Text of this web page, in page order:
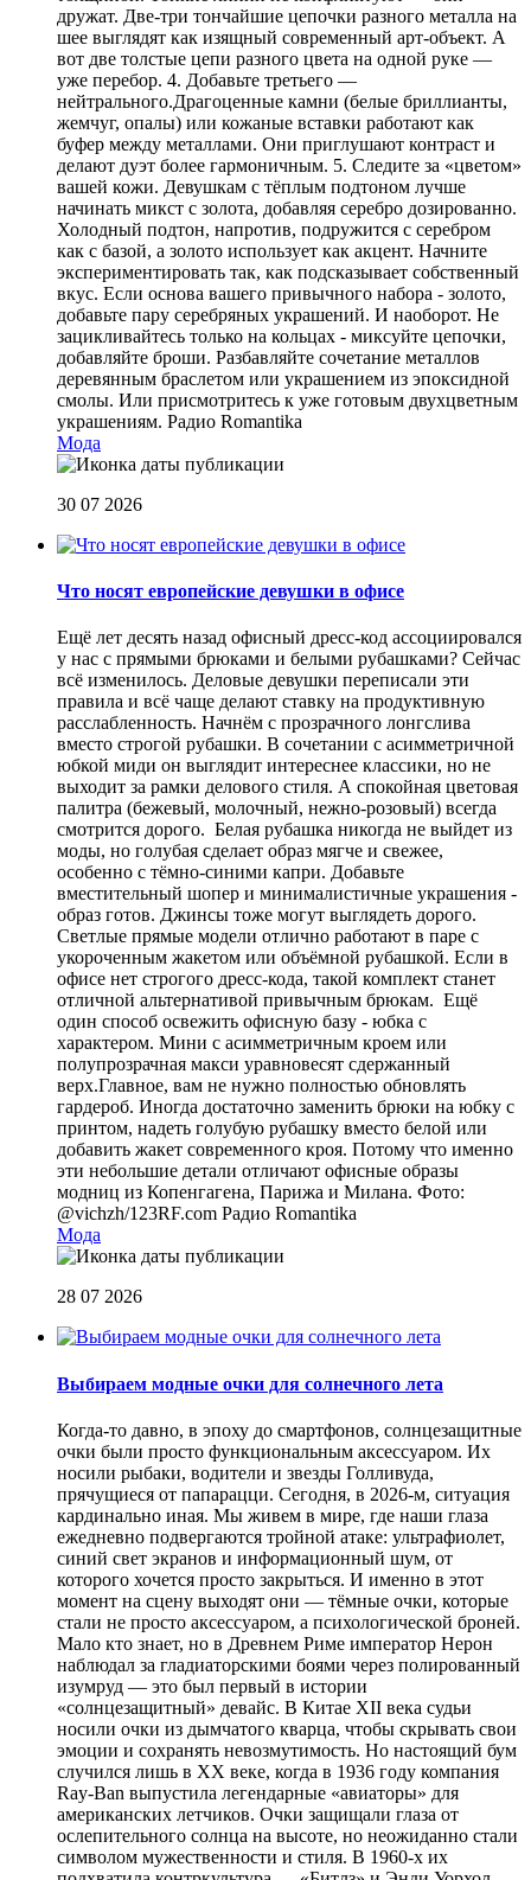
дружат. Две-три тончайшие цепочки разного металла на
шее выглядят как изящный современный арт-объект. А
вот две толстые цепи разного цвета на одной руке —
уже перебор. 4. Добавьте третьего —
нейтрального.Драгоценные камни (белые бриллианты,
жемчуг, опалы) или кожаные вставки работают как
буфер между металлами. Они приглушают контраст и
делают дуэт более гармоничным. 5. Следите за «цветом»
вашей кожи. Девушкам с тёплым подтоном лучше
начинать микст с золота, добавляя серебро дозированно.
Холодный подтон, напротив, подружится с серебром
как с базой, а золото использует как акцент. Начните
экспериментировать так, как подсказывает собственный
вкус. Если основа вашего привычного набора - золото,
добавьте пару серебряных украшений. И наоборот. Не
зацикливайтесь только на кольцах - миксуйте цепочки,
добавляйте броши. Разбавляйте сочетание металлов
деревянным браслетом или украшением из эпоксидной
смолы. Или присмотритесь к уже готовым двухцветным
украшениям. Радио Romantika
Мода
30 07 2026
Что носят европейские девушки в офисе
Ещё лет десять назад офисный дресс-код ассоциировался
у нас с прямыми брюками и белыми рубашками? Сейчас
всё изменилось. Деловые девушки переписали эти
правила и всё чаще делают ставку на продуктивную
расслабленность. Начнём с прозрачного лонгслива
вместо строгой рубашки. В сочетании с асимметричной
юбкой миди он выглядит интереснее классики, но не
выходит за рамки делового стиля. А спокойная цветовая
палитра (бежевый, молочный, нежно-розовый) всегда
смотрится дорого. Белая рубашка никогда не выйдет из
моды, но голубая сделает образ мягче и свежее,
особенно с тёмно-синими капри. Добавьте
вместительный шопер и минималистичные украшения -
образ готов. Джинсы тоже могут выглядеть дорого.
Светлые прямые модели отлично работают в паре с
укороченным жакетом или объёмной рубашкой. Если в
офисе нет строгого дресс-кода, такой комплект станет
отличной альтернативой привычным брюкам. Ещё
один способ освежить офисную базу - юбка с
характером. Мини с асимметричным кроем или
полупрозрачная макси уравновесят сдержанный
верх.Главное, вам не нужно полностью обновлять
гардероб. Иногда достаточно заменить брюки на юбку с
принтом, надеть голубую рубашку вместо белой или
добавить жакет современного кроя. Потому что именно
эти небольшие детали отличают офисные образы
модниц из Копенгагена, Парижа и Милана. Фото:
@vichzh/123RF.com Радио Romantika
Мода
28 07 2026
Выбираем модные очки для солнечного лета
Когда-то давно, в эпоху до смартфонов, солнцезащитные
очки были просто функциональным аксессуаром. Их
носили рыбаки, водители и звезды Голливуда,
прячущиеся от папарацци. Сегодня, в 2026-м, ситуация
кардинально иная. Мы живем в мире, где наши глаза
ежедневно подвергаются тройной атаке: ультрафиолет,
синий свет экранов и информационный шум, от
которого хочется просто закрыться. И именно в этот
момент на сцену выходят они — тёмные очки, которые
стали не просто аксессуаром, а психологической броней.
Мало кто знает, но в Древнем Риме император Нерон
наблюдал за гладиаторскими боями через полированный
изумруд — это был первый в истории
«солнцезащитный» девайс. В Китае XII века судьи
носили очки из дымчатого кварца, чтобы скрывать свои
эмоции и сохранять невозмутимость. Но настоящий бум
случился лишь в XX веке, когда в 1936 году компания
Ray-Ban выпустила легендарные «авиаторы» для
американских летчиков. Очки защищали глаза от
ослепительного солнца на высоте, но неожиданно стали
символом мужественности и стиля. В 1960-х их